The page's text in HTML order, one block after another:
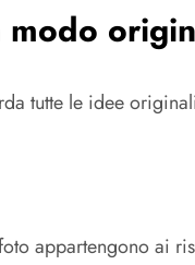
modo
tutte le idee
appartengono ai